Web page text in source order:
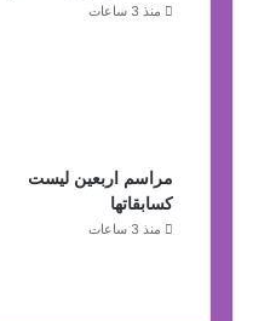
منذ 3 ساعات
مراسم اربعين ليست
كسابقاتها
منذ 3 ساعات